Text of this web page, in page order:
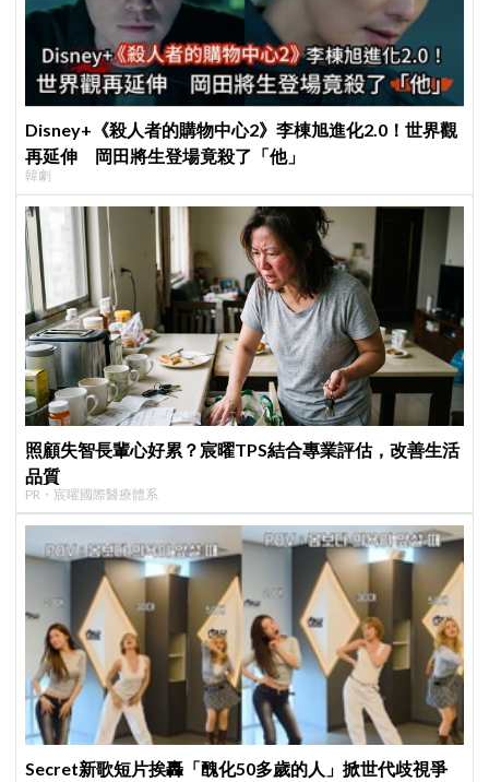
Disney+《殺人者的購物中心2》李棟旭進化2.0！世界觀
再延伸 岡田將生登場竟殺了「他」
韓劇
照顧失智長輩心好累？宸曜TPS結合專業評估，改善生活
品質
PR・宸曜國際醫療體系
Secret新歌短片挨轟「醜化50多歲的人」掀世代歧視爭